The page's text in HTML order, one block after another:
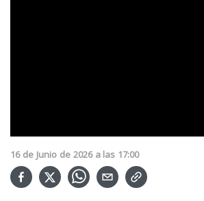
16 de Junio de 2026 a las 17:00